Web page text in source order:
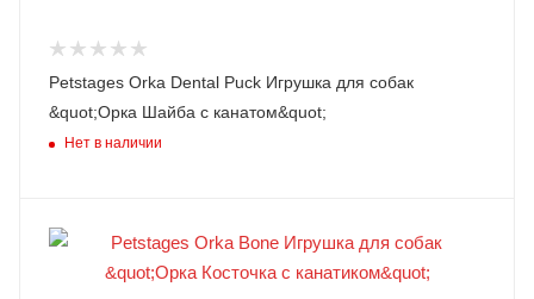
Petstages Orka Dental Puck Игрушка для собак
&quot;Орка Шайба с канатом&quot;
Нет в наличии